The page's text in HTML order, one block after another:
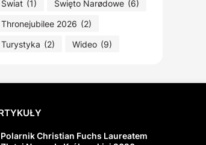
Świat (1) Święto Narødowe (6)
Thronejubilee 2026 (2)
Turystyka (2) Wideo (9)
Polarnik Christian Fuchs Laureatem